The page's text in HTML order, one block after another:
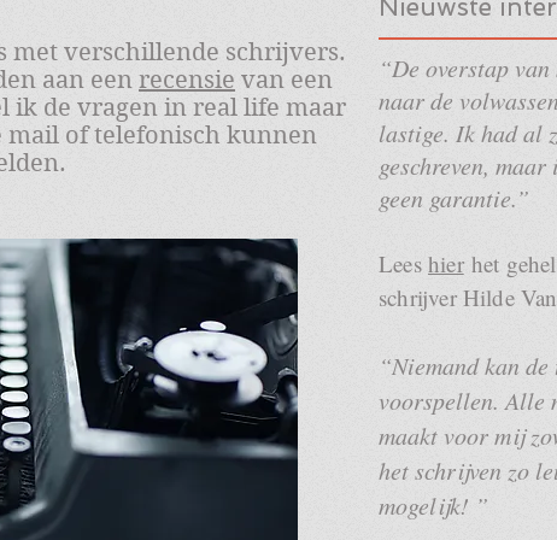
Nieuwste
met verschillende schrijvers.
aan een recensie van een
ik de vragen in real life maar
of telefonisch kunnen
“De overstap
naar de
lastige. Ik had al
geschreven,
geen garantie.”
Lees hierhet
schrijver Hilde
“Niemand kan de
voorspellen. Alle
maakt voor mij
het schrijven zo
mogelijk! ”